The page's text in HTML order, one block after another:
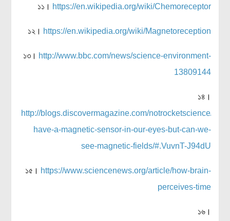
১১। https://en.wikipedia.org/wiki/Chemoreceptor
১২। https://en.wikipedia.org/wiki/Magnetoreception
১৩। http://www.bbc.com/news/science-environment-
13809144
১৪।
http://blogs.discovermagazine.com/notrocketscience/
have-a-magnetic-sensor-in-our-eyes-but-can-we-
see-magnetic-fields/#.VuvnT-J94dU
১৫। https://www.sciencenews.org/article/how-brain-
perceives-time
১৬।